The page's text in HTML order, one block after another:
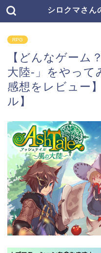
シロクマさん
RPG
【どんなゲーム
大陸-」をやって
感想をレビュー
ル】